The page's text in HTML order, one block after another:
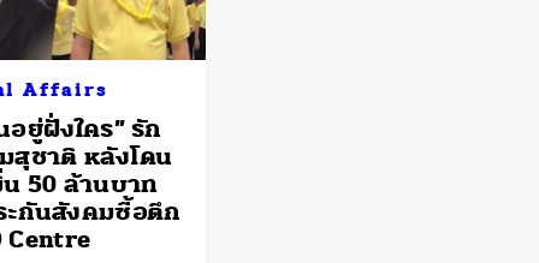
Affairs
อยู่ฝั่งใคร” รัก
สุชาติ หลังโดน
50 ล้านบาท
กันสังคมซื้อตึก
Centre